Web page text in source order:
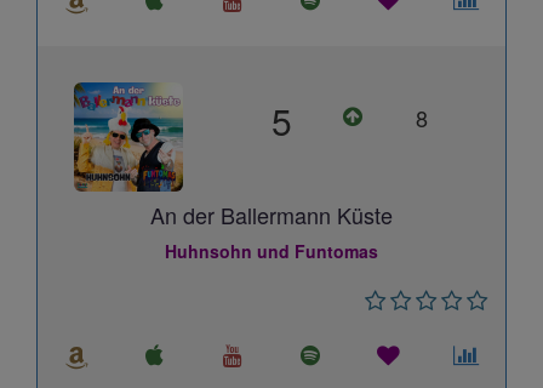
5 8
An der Ballermann Küste
Huhnsohn und Funtomas